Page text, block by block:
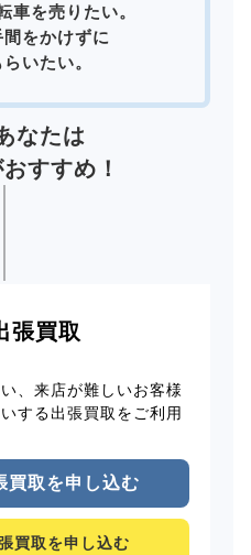
車を売りたい。
をかけずに
いたい。
なたは
すすめ！
張買取
、来店が難しいお客様
する出張買取をご利用
買取を申し込む
買取を申し込む